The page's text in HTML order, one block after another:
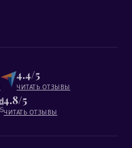
4.4/5
ЧИТАТЬ ОТЗЫВЫ
4.8/5
ЧИТАТЬ ОТЗЫВЫ